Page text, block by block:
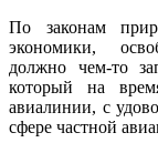
По законам
экономики,
должно чем-то
который на
авиалинии, с
сфере частной